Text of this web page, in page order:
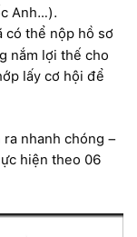
Anh…).
có thể nộp hồ sơ
nắm lợi thế cho
lấy cơ hội để
nhanh chóng –
hiện theo 06